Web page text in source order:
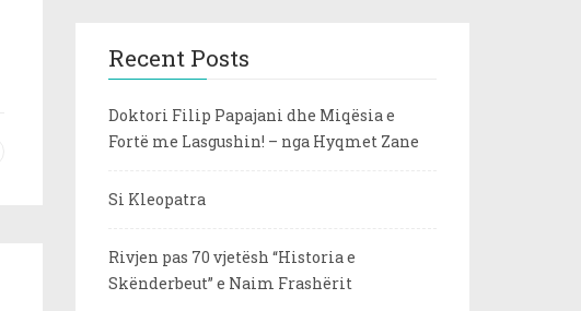
Recent Posts
Doktori Filip Papajani dhe Miqësia e
Fortë me Lasgushin! – nga Hyqmet Zane
Si Kleopatra
Rivjen pas 70 vjetësh “Historia e
Skënderbeut” e Naim Frashërit